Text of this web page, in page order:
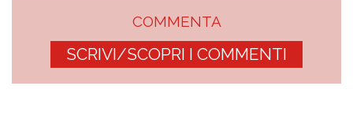
COMMENTA
SCRIVI/SCOPRI I COMMENTI